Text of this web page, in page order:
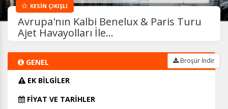
KESİN ÇIKIŞLI
Avrupa'nın Kalbi Benelux & Paris Turu
Ajet Havayolları İle...
GENEL
EK BİLGİLER
FİYAT VE TARİHLER
Broşür İndir